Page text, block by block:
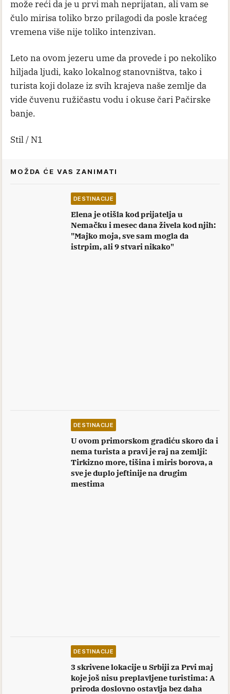
može reći da je u prvi mah neprijatan, ali vam se
čulo mirisa toliko brzo prilagodi da posle kraćeg
vremena više nije toliko intenzivan.
Leto na ovom jezeru ume da provede i po nekoliko
hiljada ljudi, kako lokalnog stanovništva, tako i
turista koji dolaze iz svih krajeva naše zemlje da
vide čuvenu ružičastu vodu i okuse čari Pačirske
banje.
Stil / N1
MOŽDA ĆE VAS ZANIMATI
DESTINACIJE
Elena je otišla kod prijatelja u
Nemačku i mesec dana živela kod njih:
"Majko moja, sve sam mogla da
istrpim, ali 9 stvari nikako"
DESTINACIJE
U ovom primorskom gradiću skoro da i
nema turista a pravi je raj na zemlji:
Tirkizno more, tišina i miris borova, a
sve je duplo jeftinije na drugim
mestima
DESTINACIJE
3 skrivene lokacije u Srbiji za Prvi maj
koje još nisu preplavljene turistima: A
priroda doslovno ostavlja bez daha